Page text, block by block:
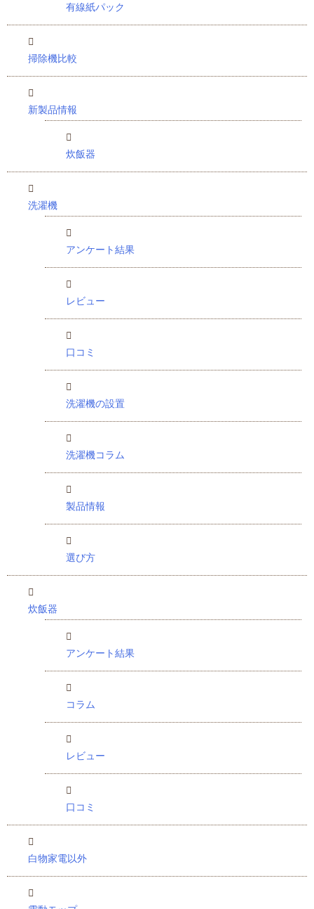
有線紙パック
掃除機比較
新製品情報
炊飯器
洗濯機
アンケート結果
レビュー
口コミ
洗濯機の設置
洗濯機コラム
製品情報
選び方
炊飯器
アンケート結果
コラム
レビュー
口コミ
白物家電以外